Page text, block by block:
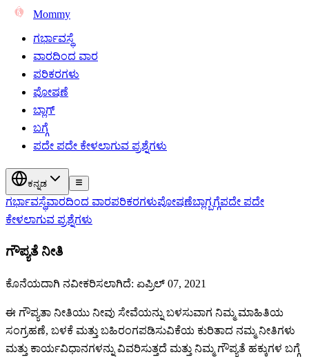
Mommy
ಗರ್ಭಾವಸ್ಥೆ
ವಾರದಿಂದ ವಾರ
ಪರಿಕರಗಳು
ಪೋಷಣೆ
ಬ್ಲಾಗ್
ಬಗ್ಗೆ
ಪದೇ ಪದೇ ಕೇಳಲಾಗುವ ಪ್ರಶ್ನೆಗಳು
ಕನ್ನಡ
ಗರ್ಭಾವಸ್ಥೆವಾರದಿಂದ ವಾರಪರಿಕರಗಳುಪೋಷಣೆಬ್ಲಾಗ್ ಬಗ್ಗೆಪದೇ ಪದೇ
ಕೇಳಲಾಗುವ ಪ್ರಶ್ನೆಗಳು
ಗೌಪ್ಯತೆ ನೀತಿ
ಕೊನೆಯದಾಗಿ ನವೀಕರಿಸಲಾಗಿದೆ: ಏಪ್ರಿಲ್ 07, 2021
ಈ ಗೌಪ್ಯತಾ ನೀತಿಯು ನೀವು ಸೇವೆಯನ್ನು ಬಳಸುವಾಗ ನಿಮ್ಮ ಮಾಹಿತಿಯ
ಸಂಗ್ರಹಣೆ, ಬಳಕೆ ಮತ್ತು ಬಹಿರಂಗಪಡಿಸುವಿಕೆಯ ಕುರಿತಾದ ನಮ್ಮ ನೀತಿಗಳು
ಮತ್ತು ಕಾರ್ಯವಿಧಾನಗಳನ್ನು ವಿವರಿಸುತ್ತದೆ ಮತ್ತು ನಿಮ್ಮ ಗೌಪ್ಯತೆ ಹಕ್ಕುಗಳ ಬಗ್ಗೆ